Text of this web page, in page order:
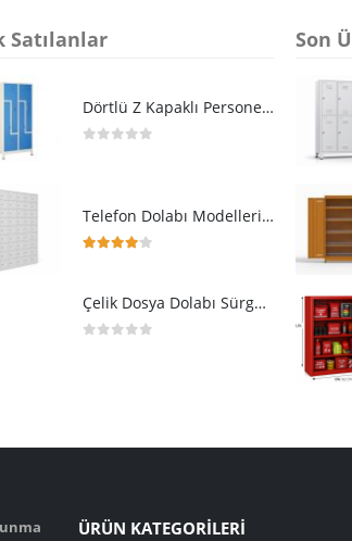
Satılanlar
Dörtlü Z Kapaklı Personel Soyunma Dolabı
Telefon Dolabı Modelleri 50 Gözlü Emanet Dolabı
Çelik Dosya Dolabı Sürgülü Pleksi Kapılı
Son
ÜRÜN KATEGORİLERİ